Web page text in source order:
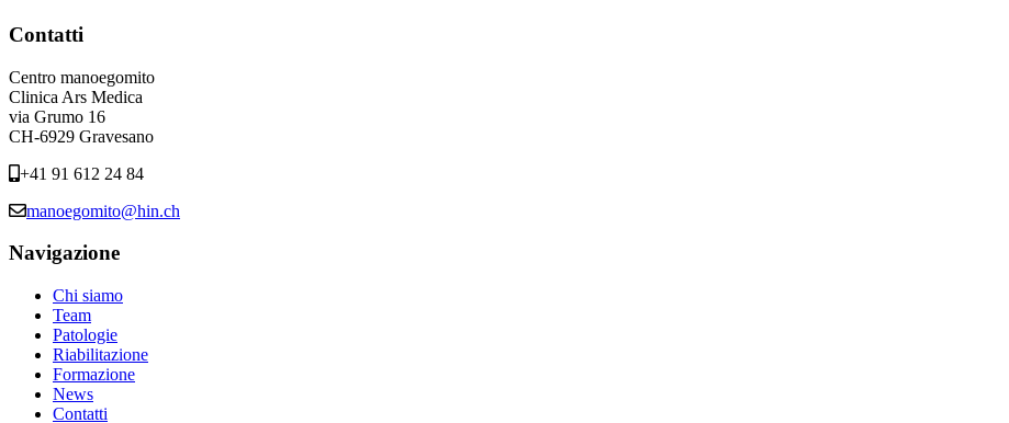
Contatti
Centro manoegomito
Clinica Ars Medica
via Grumo 16
CH-6929 Gravesano
+41 91 612 24 84
manoegomito@hin.ch
Navigazione
Chi siamo
Team
Patologie
Riabilitazione
Formazione
News
Contatti